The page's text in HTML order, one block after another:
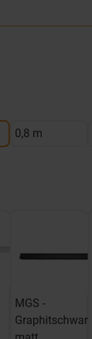
0,8 m
MGS -
Graphitschwarz